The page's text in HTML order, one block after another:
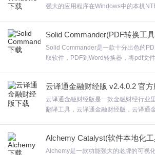
中删除
成
要的
强大的应用程序在Windows中的本机
这款工具可以方便用户在win系统下管
硬盘，稍等一会儿就会完成APFS for
装了，欢迎来合众软件园下载体验。
Solid Commander是一款十分出色的
取软件，PDF到Word转换器，将pdf文
Commander可以从TIFF扫描文字内容，
许编辑的文件，欢迎来合众软件园下载
云译通金融财经版 v2.4.0.2 官方
云译通金融财经版是一款金融财经行业
翻译工具，云译通金融财经版，云译通
业内容，欢迎来合众软件园下载体验。
Alchemy是一款功能强大的老牌的可视